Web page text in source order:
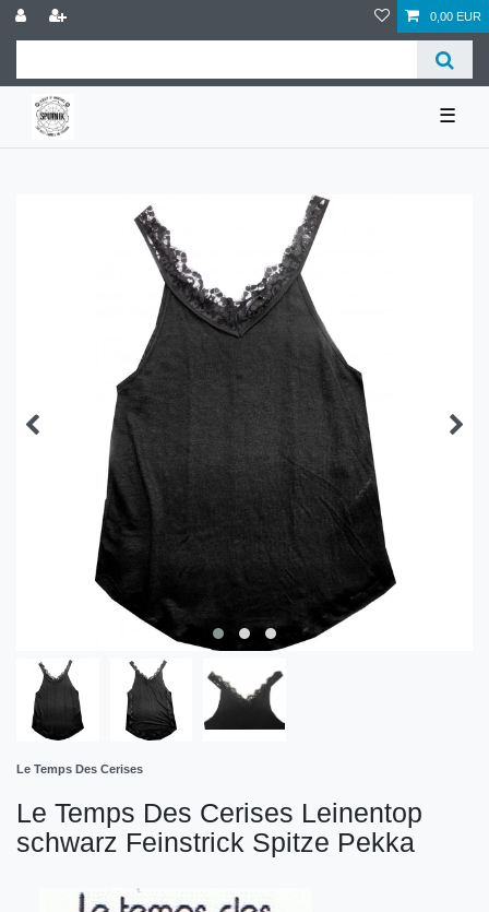
0,00 EUR
☰
Le Temps Des Cerises
Le Temps Des Cerises Leinentop
schwarz Feinstrick Spitze Pekka